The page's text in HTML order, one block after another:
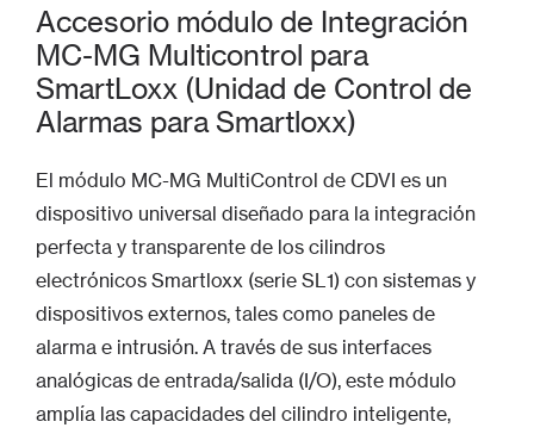
Accesorio módulo de Integración
MC-MG Multicontrol para
SmartLoxx (Unidad de Control de
Alarmas para Smartloxx)
El módulo MC-MG MultiControl de CDVI es un
dispositivo universal diseñado para la integración
perfecta y transparente de los cilindros
electrónicos Smartloxx (serie SL1) con sistemas y
dispositivos externos, tales como paneles de
alarma e intrusión. A través de sus interfaces
analógicas de entrada/salida (I/O), este módulo
amplía las capacidades del cilindro inteligente,